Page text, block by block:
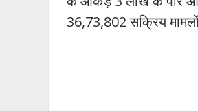
36,73,802 सक्रिय